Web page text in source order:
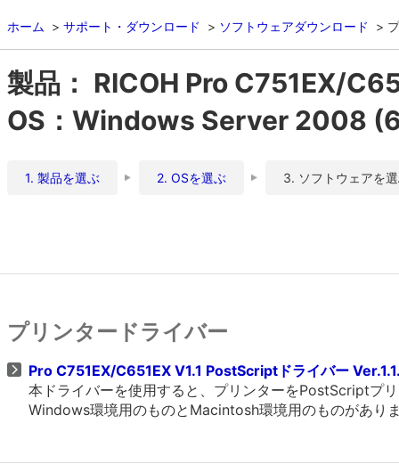
ホーム サポート・ダウンロード ソフトウェアダウンロード
製品： RICOH Pro C751EX/
OS：Windows Server 2008
1. 製品を選ぶ 2. OSを選ぶ 3. ソフトウェアを
プリンタードライバー
Pro C751EX/C651EX V1.1 PostScriptドライバー
本ドライバーを使用すると、プリンターをPostScriptプ
Windows環境用のものとMacintosh環境用のものがあり